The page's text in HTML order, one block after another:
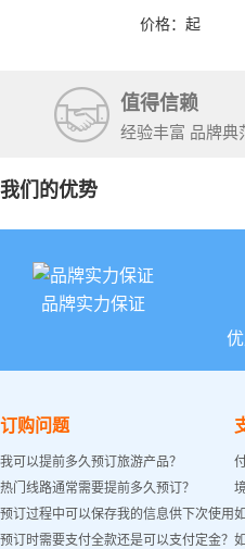
洛杉矶结束）
价格： 起
值得信赖
经验丰富 品牌典
我们的优势
品牌实力保证
订购问题
我可以提前多久预订旅游产品？
热门线路通常需要提前多久预订？
预订过程中可以保存我的信息供下次使用
吗？
预订时需要支付全款还是可以支付定金？